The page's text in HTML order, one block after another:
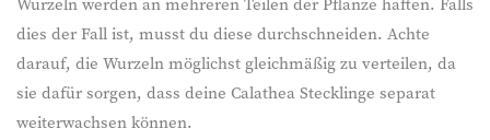
dies der Fall ist, musst du diese durchschneiden. Achte
darauf, die Wurzeln möglichst gleichmäßig zu verteilen, da
sie dafür sorgen, dass deine Calathea Stecklinge separat
weiterwachsen können.